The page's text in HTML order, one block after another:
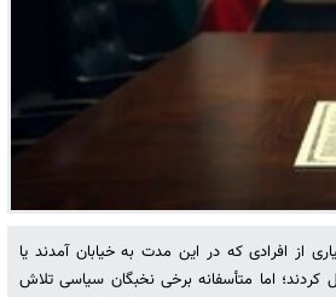
از افرادی که در این مدت به خیابان آمدند یا
کردند؛ اما متأسفانه برخی نخبگان سیاسی تلاش